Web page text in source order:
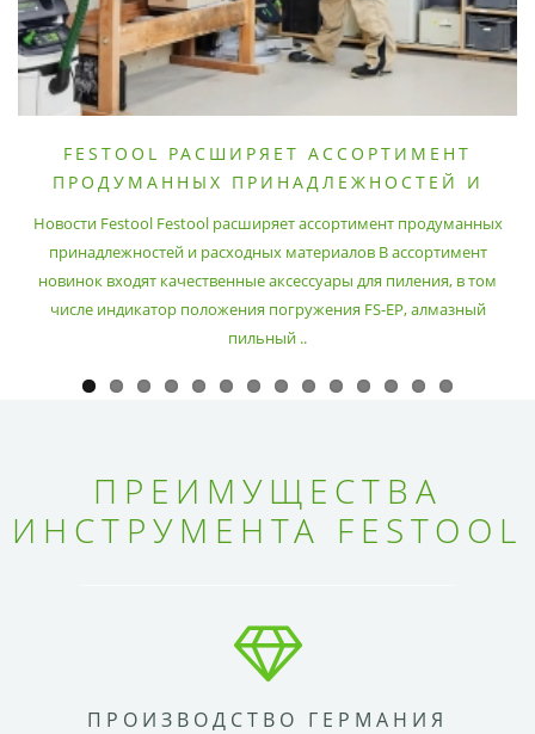
FESTOOL РАСШИРЯЕТ АССОРТИМЕНТ
ПРОДУМАННЫХ ПРИНАДЛЕЖНОСТЕЙ И
Новости Festool Festool расширяет ассортимент продуманных
принадлежностей и расходных материалов В ассортимент
новинок входят качественные аксессуары для пиления, в том
числе индикатор положения погружения FS-EP, алмазный
пильный ..
ПРЕИМУЩЕСТВА
ИНСТРУМЕНТА FESTOOL
ПРОИЗВОДСТВО ГЕРМАНИЯ